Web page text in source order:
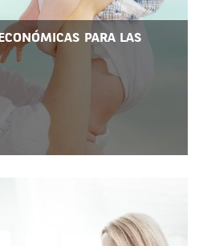
PARA LAS